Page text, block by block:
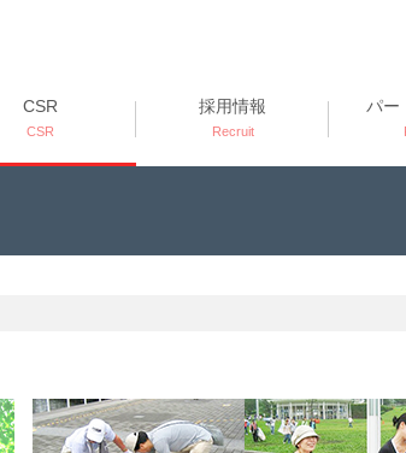
CSR
CSR
採用情報
Recruit
パー